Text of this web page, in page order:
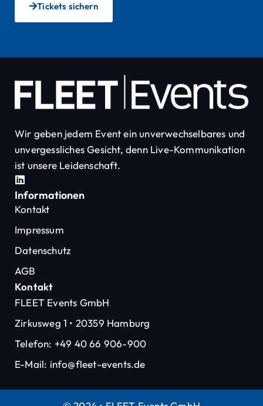
Tickets sichern
Wir geben jedem Event ein unverwechselbares und
unvergessliches Gesicht, denn Live-Kommunikation
ist unsere Leidenschaft.
Kontakt
FLEET Events GmbH
Zirkusweg 1 • 20359 Hamburg
Telefon: +49 40 66 906-900
E-Mail: info@fleet-events.de
Informationen
Kontakt
Impressum
Datenschutz
AGB